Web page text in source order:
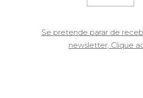
Se pretende parar de
newsletter, Clique